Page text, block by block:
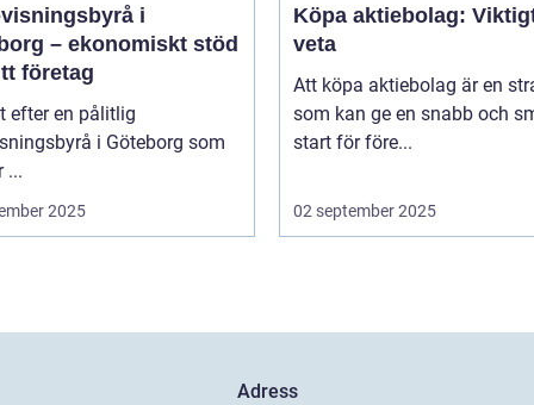
i
– ekonomiskt stöd
företag
efter en pålitlig
i Göteborg som
...
2025
Köpa aktiebolag:
veta
Att köpa aktiebolag är en
som kan ge en snabb och
start för före...
02 september 2025
Adress